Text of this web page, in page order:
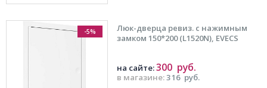
-5%
Люк-дверца ревиз. с нажимным
замком 150*200 (L1520N), EVECS
в магазине:316 руб.
на сайте:300 руб.